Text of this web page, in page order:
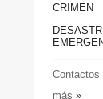
CRIMEN
Contactos
más »